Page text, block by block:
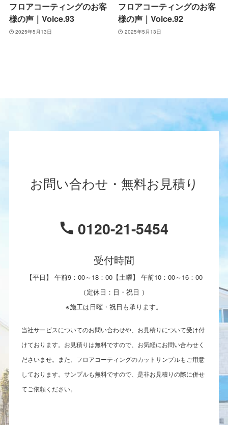
フロアコーティングのお客
様の声｜Voice.93
2025年5月13日
フロアコーティングのお客
様の声｜Voice.92
2025年5月13日
お問い合わせ・無料お見積り
0120-21-5454
受付時間
【平日】 午前9：00～18：00【土曜】 午前10：00～16：00
（定休日：日・祝日 ）
※施工は日曜・祝日も承ります。
当社サービスについてのお問い合わせや、お見積りについて受け付
けております。お見積りは無料ですので、お気軽にお問い合わせく
ださいませ。また、フロアコーティングのカットサンプルもご用意
しております。サンプルも無料ですので、是非お見積りの際に併せ
てご依頼ください。